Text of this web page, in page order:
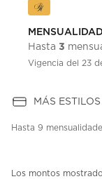
Hasta 3
Vigencia del 23
MÁS
Hasta 9
Los montos